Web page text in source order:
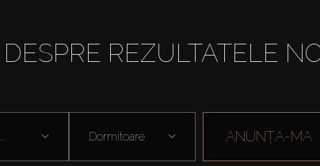
REZULTATELE
Dormitoare ANUNȚA-MA